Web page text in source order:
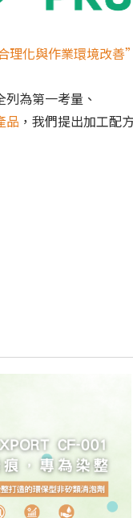
化與作業環境改善”
為第一考量、
品 ，我們提出加工配
什